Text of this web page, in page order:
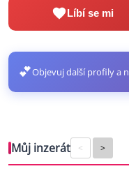
Líbí se mi
💕Objevuj další profily a
Můj inzerát < >